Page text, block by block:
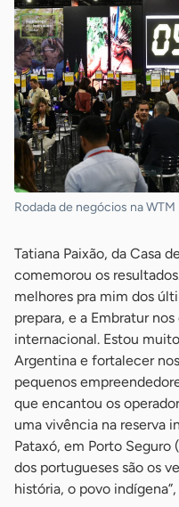
Rodada de negócios na
Tatiana Paixão, da Casa
comemorou os
melhores pra mim dos
prepara, e a Embratur
internacional. Estou
Argentina e fortalecer
pequenos
que encantou os
uma vivência na reserva
Pataxó, em Porto Seguro
dos portugueses são os
história, o povo